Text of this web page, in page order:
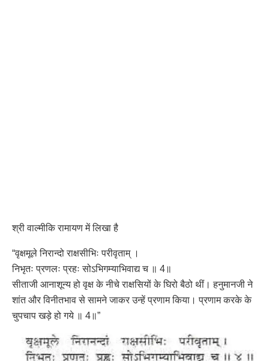
श्री वाल्मीकि रामायण में लिखा है
“वृक्षमूले निरान्दो राक्षसीभिः परीवृताम् ।
निभृतः प्रणलः प्रहः सोऽभिगम्याभिवाद्य च ॥ 4॥
सीताजी आनाशून्य हो वृक्ष के नीचे राक्षसियों के घिरो बैठो थीं। हनुमानजी ने
शांत और विनीतभाव से सामने जाकर उन्हें प्रणाम किया। प्रणाम करके के
चुपचाप खड़े हो गये ॥ 4॥”